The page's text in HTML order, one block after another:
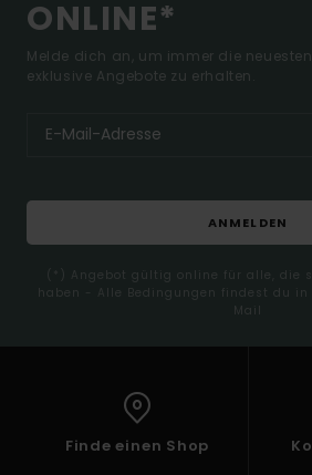
ONLINE*
Melde dich an, um immer die
exklusive Angebote zu erhalten.
ANMELDEN
(*) Angebot gültig online für alle, die
haben - Alle Bedingungen findest du in
Mail
Finde einen Shop